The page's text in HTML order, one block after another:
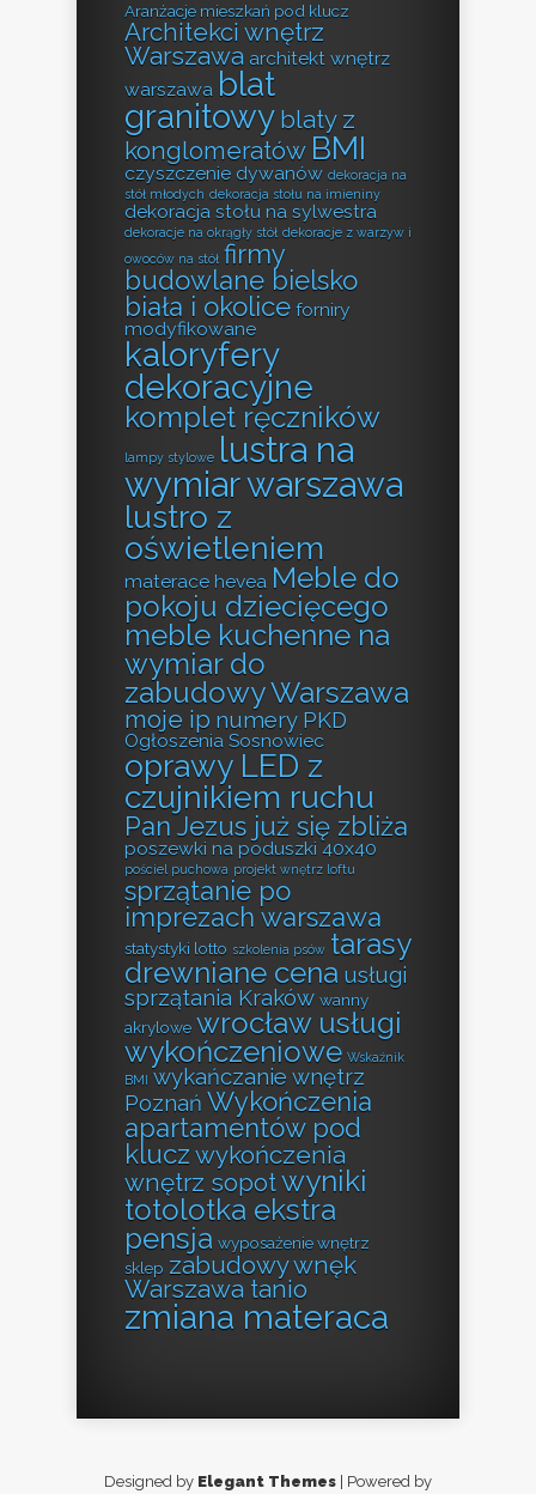
Aranżacje mieszkań pod klucz
Architekci wnętrz
Warszawa architekt wnętrz
warszawa blat
granitowy blaty z
konglomeratów BMI
czyszczenie dywanów dekoracja na
stół młodych dekoracja stołu na imieniny
dekoracja stołu na sylwestra
dekoracje na okrągły stół dekoracje z warzyw i
owoców na stół firmy
budowlane bielsko
biała i okolice forniry
modyfikowane
kaloryfery
dekoracyjne
komplet ręczników
lampy stylowe lustra na
wymiar warszawa
lustro z
oświetleniem
materace hevea Meble do
pokoju dziecięcego
meble kuchenne na
wymiar do
zabudowy Warszawa
moje ip numery PKD
Ogłoszenia Sosnowiec
oprawy LED z
czujnikiem ruchu
Pan Jezus już się zbliża
poszewki na poduszki 40x40
pościel puchowa projekt wnętrz loftu
sprzątanie po
imprezach warszawa
statystyki lotto szkolenia psów tarasy
drewniane cena usługi
sprzątania Kraków wanny
akrylowe wrocław usługi
wykończeniowe Wskaźnik
BMI
wykańczanie wnętrz
Poznań Wykończenia
apartamentów pod
klucz wykończenia
wnętrz sopotwyniki
totolotka ekstra
pensja wyposażenie wnętrz
sklep zabudowy wnęk
Warszawa tanio
zmiana materaca
Designed by Elegant Themes | Powered by